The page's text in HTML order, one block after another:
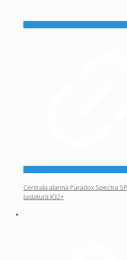
Centrala alarma Paradox Spectra
tastatura K32+